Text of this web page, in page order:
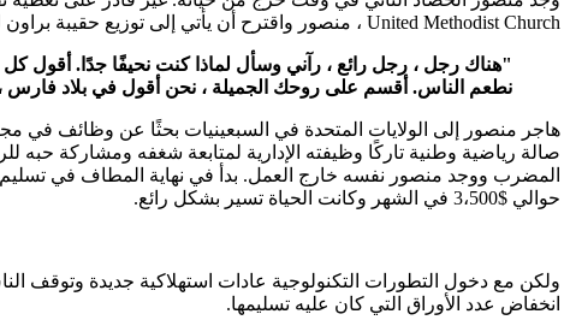
United Methodist Church ، منصور واقترح أن يأتي إلى توزيع حقيبة براون لكبار السن.
"هناك رجل ، رجل رائع ، رآني وسأل لماذا كنت نحيفًا جدًا. أقول
نطعم الناس. أقسم على روحك الجميلة ، نحن أقول في بلاد فارس ،
المضرب ووجد منصور نفسه خارج العمل. بدأ في نهاية المطاف في تسليم
حوالي $3،500 في الشهر وكانت الحياة تسير بشكل رائع.
ولكن مع دخول التطورات التكنولوجية عادات استهلاكية جديدة وتوقف
انخفاض عدد الأوراق التي كان عليه تسليمها.